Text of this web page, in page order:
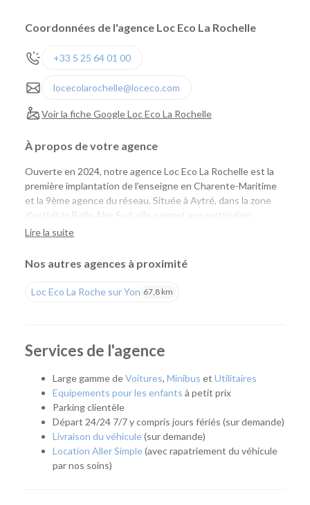
Coordonnées de l'agence Loc Eco La Rochelle
+33 5 25 64 01 00
locecolarochelle@loceco.com
Voir la fiche Google Loc Eco La Rochelle
À propos de votre agence
Ouverte en 2024, notre agence Loc Eco La Rochelle est la
première implantation de l'enseigne en Charente-Maritime
et la 9ème agence du réseau. Située à Aytré, dans la zone
d'activités Belle Aire Sud, elle permet aux particuliers
comme aux professionnels de louer facilement une voiture
de tarifs compétitifs et d'un large choix de véhicules.
simplement besoin d'un véhicule pour quelques jours, notre
agence vous accompagne avec une solution adaptée. Son
Aytré, Périgny, Angoulins, Châtelaillon-Plage et les
communes voisines.
Quel véhicule choisir ?
Notre agence propose une flotte complète pour répondre à
tous les usages :
Lire la suite
Nos autres agences à proximité
Loc Eco La Roche sur Yon 67,8 km
Services de l'agence
Large gamme deVoitures, Minibus et Utilitaires
Equipements pour les enfants à petit prix
Parking clientèle
Départ 24/24 7/7 y compris jours fériés (sur demande)
Livraison du véhicule(sur demande)
Location Aller Simple(avec rapatriement du véhicule
par nos soins)